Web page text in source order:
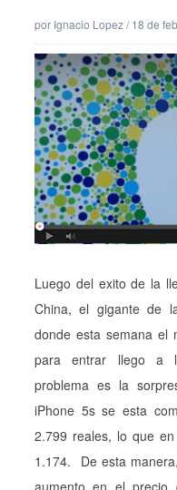
por Ignacio Lopez/18 de
Luego del exito de la
China, el gigante de
donde esta semana el
para entrar llego a
problema es la
iPhone 5s se esta
2.799 reales, lo que
1.174. De esta